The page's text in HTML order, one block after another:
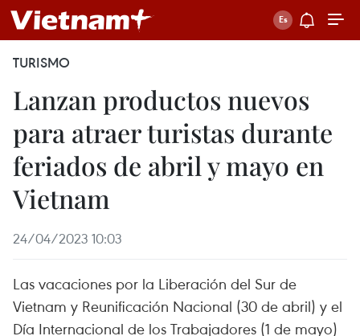
TURISMO
Lanzan productos nuevos
para atraer turistas durante
feriados de abril y mayo en
Vietnam
24/04/2023 10:03
Las vacaciones por la Liberación del Sur de
Vietnam y Reunificación Nacional (30 de abril) y el
Día Internacional de los Trabajadores (1 de mayo)